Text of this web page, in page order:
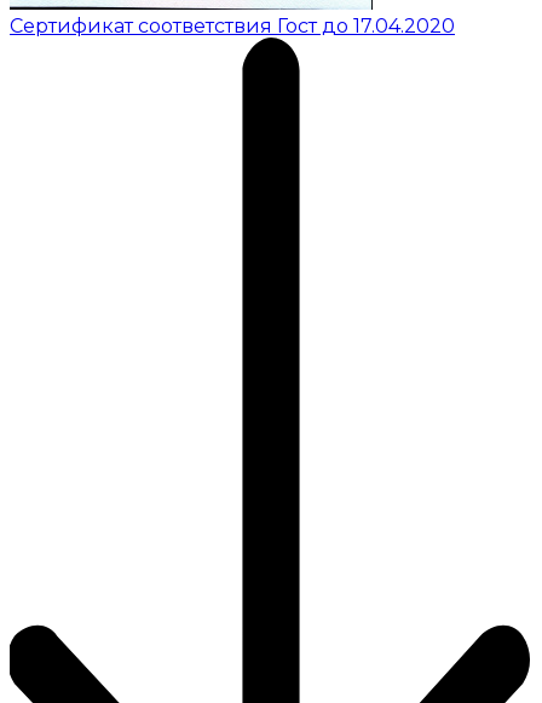
Сертификат соответствия Гост до 17.04.2020